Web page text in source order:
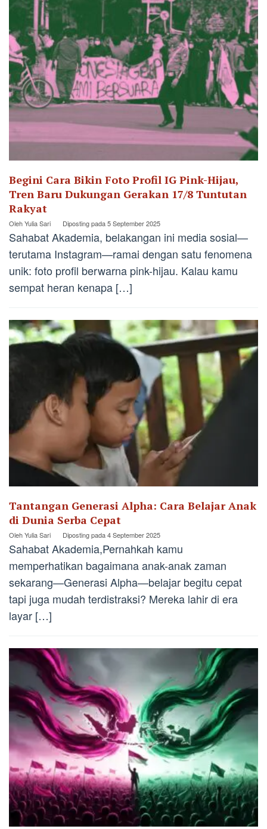
Begini Cara Bikin Foto Profil IG Pink-Hijau,
Tren Baru Dukungan Gerakan 17/8 Tuntutan
Rakyat
OlehYulia Sari Diposting pada5 September 2025
Sahabat Akademia, belakangan ini media sosial—
terutama Instagram—ramai dengan satu fenomena
unik: foto profil berwarna pink-hijau. Kalau kamu
sempat heran kenapa […]
Tantangan Generasi Alpha: Cara Belajar Anak
di Dunia Serba Cepat
OlehYulia Sari Diposting pada4 September 2025
Sahabat Akademia,Pernahkah kamu
memperhatikan bagaimana anak-anak zaman
sekarang—Generasi Alpha—belajar begitu cepat
tapi juga mudah terdistraksi? Mereka lahir di era
layar […]